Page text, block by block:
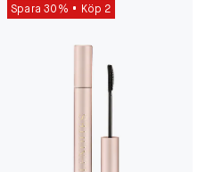
Spara 30% Köp 2